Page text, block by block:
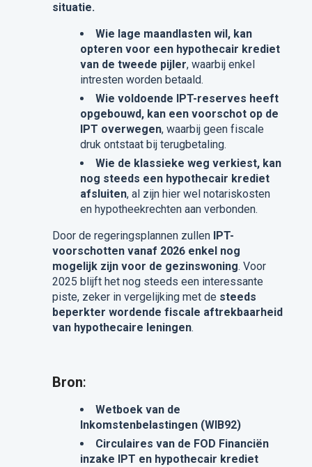
situatie.
Wie lage maandlasten wil, kan
opteren voor een hypothecair krediet
van de tweede pijler, waarbij enkel
intresten worden betaald.
Wie voldoende IPT-reserves heeft
opgebouwd, kan een voorschot op de
IPT overwegen, waarbij geen fiscale
druk ontstaat bij terugbetaling.
Wie de klassieke weg verkiest, kan
nog steeds een hypothecair krediet
afsluiten, al zijn hier wel notariskosten
en hypotheekrechten aan verbonden.
Door de regeringsplannen zullen IPT-
voorschotten vanaf 2026 enkel nog
mogelijk zijn voor de gezinswoning. Voor
2025 blijft het nog steeds een interessante
piste, zeker in vergelijking met de steeds
beperkter wordende fiscale aftrekbaarheid
van hypothecaire leningen.
Bron:
Wetboek van de
Inkomstenbelastingen (WIB92)
Circulaires van de FOD Financiën
inzake IPT en hypothecair krediet